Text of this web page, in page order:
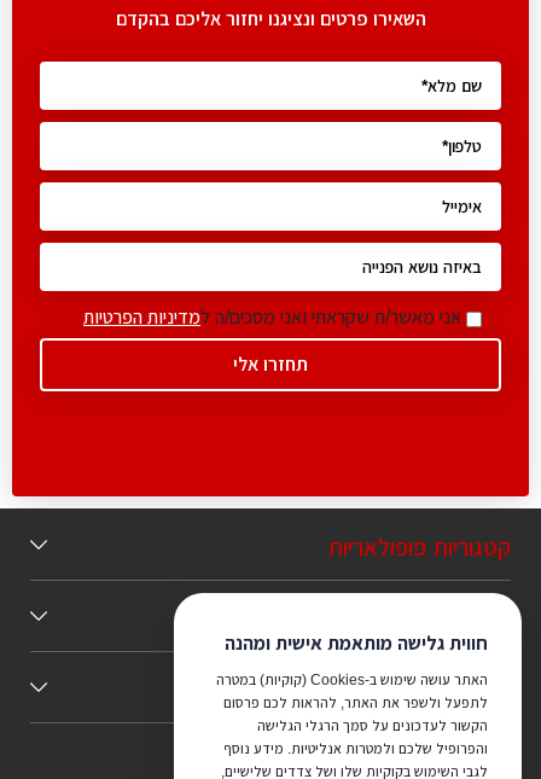
השאירו פרטים ונציגנו יחזור אליכם בהקדם
אני מאשר/ת שקראתי ואני מסכים/ה למדיניות הפרטיות
חווית גלישה מותאמת אישית ומהנה
האתר עושה שימוש ב-Cookies (קוקיות) במטרה
לתפעל ולשפר את האתר, להראות לכם פרסום
הקשור לעדכונים על סמך הרגלי הגלישה
והפרופיל שלכם ולמטרות אנליטיות. מידע נוסף
לגבי השימוש בקוקיות שלו ושל צדדים שלישיים,
קטגוריות פופולאריות
כללי